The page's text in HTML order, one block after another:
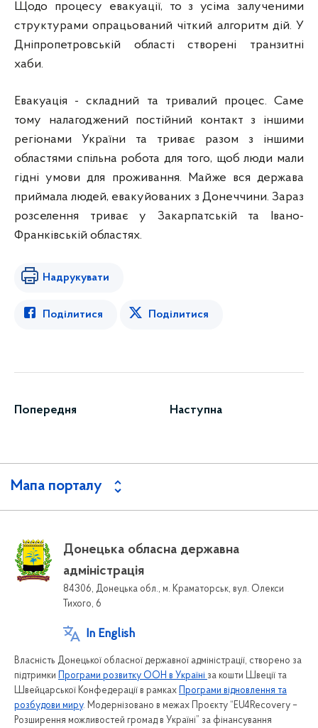
Щодо процесу евакуації, то з усіма залученими
структурами опрацьований чіткий алгоритм дій. У
Дніпропетровській області створені транзитні
хаби.
Евакуація - складний та тривалий процес. Саме
тому налагоджений постійний контакт з іншими
регіонами України та триває разом з іншими
областями спільна робота для того, щоб люди мали
гідні умови для проживання. Майже вся держава
приймала людей, евакуйованих з Донеччини. Зараз
розселення триває у Закарпатській та Івано-
Франківській областях.
Надрукувати
Поділитися Поділитися
Попередня Наступна
Мапа порталу
Донецька обласна державна
адміністрація
84306, Донецька обл., м. Краматорськ, вул. Олекси
Тихого, 6
In English
Власність Донецької обласної державної адміністрації, створено за
підтримки
Програми розвитку ООН в Україні за кошти Швеції та
Швейцарської Конфедерації в рамках
Програми відновлення та
розбудови миру. Модернізовано в межах Проєкту “EU4Recovery –
Розширення можливостей громад в Україні” за фінансування